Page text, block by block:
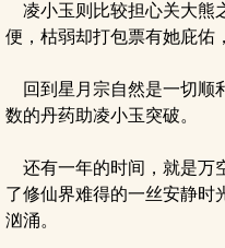
凌小玉则比较担心关大熊
便，枯弱却打包票有她庇佑
回到星月宗自然是一切顺
数的丹药助凌小玉突破。
还有一年的时间，就是万
了修仙界难得的一丝安静时
汹涌。